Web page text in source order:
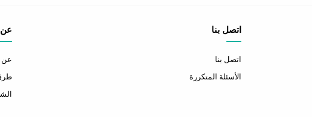
اتصل بنا
اتصل بنا
الأسئلة المتكررة
عن
عن